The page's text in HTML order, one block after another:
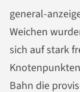
general-
Weichen
sich auf stark
Bahn die